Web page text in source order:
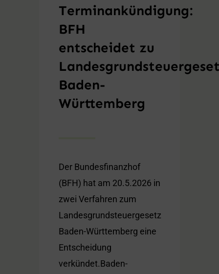
Terminankündigung:
BFH
entscheidet zu
Baden-
Württemberg
Der Bundesfinanzhof
(BFH) hat am 20.5.2026 in
zwei Verfahren zum
Landesgrundsteuergesetz
Baden-Württemberg eine
Entscheidung
verkündet.Baden-